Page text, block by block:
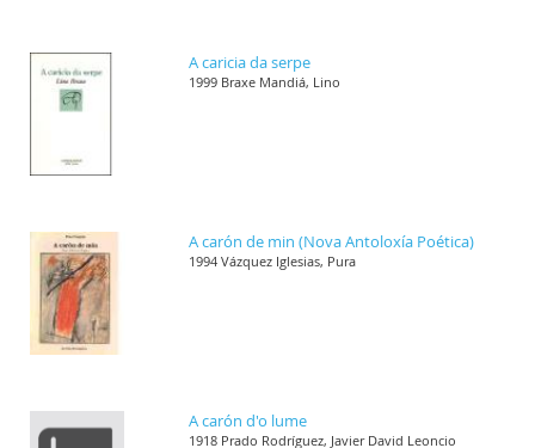
A caricia da serpe
1999 Braxe Mandiá, Lino
A carón de min (Nova Antoloxía Poética)
1994 Vázquez Iglesias, Pura
A carón d'o lume
1918 Prado Rodríguez, Javier David Leoncio